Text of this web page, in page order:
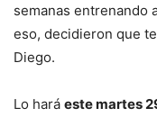
semanas entrenando
eso, decidieron que
Diego.
Lo hará este martes